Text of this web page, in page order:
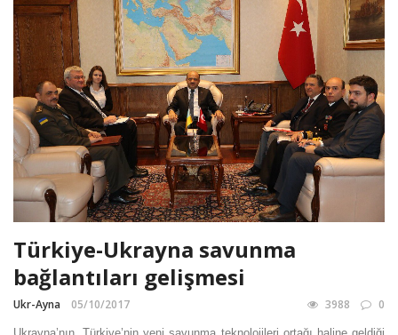
Türkiye-Ukrayna savunma
bağlantıları gelişmesi
Ukr-Ayna 05/10/2017 3988 0